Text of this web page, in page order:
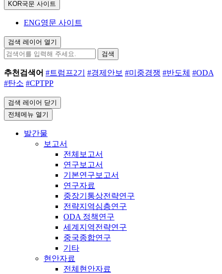
KOR국문 사이트
ENG영문 사이트
검색 레이어 열기
검색
추천검색어 #트럼프2기 #경제안보 #미중경쟁 #반도체 #ODA
#탄소 #CPTPP
검색 레이어 닫기
전체메뉴 열기
발간물
보고서
전체보고서
연구보고서
기본연구보고서
연구자료
중장기통상전략연구
전략지역심층연구
ODA 정책연구
세계지역전략연구
중국종합연구
기타
현안자료
전체현안자료